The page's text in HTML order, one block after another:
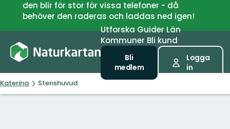
den blir för stor för vissa telefoner - då
behöver den raderas och laddas ned igen!
UtforskaGuiderLän
Kommuner Bli kund
Bli
medlem
Logga
in
Katerina Stenshuvud